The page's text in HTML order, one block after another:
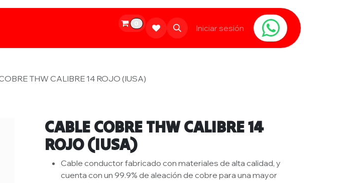
Limpieza Populares Contáctanos
0 Iniciar sesión
THW CALIBRE 14 ROJO (IUSA)
CABLE COBRE THW CALIBRE 14
ROJO (IUSA)
Cable conductor fabricado con materiales de alta calidad, y
cuenta con un 99.9% de aleación de cobre para una mayor